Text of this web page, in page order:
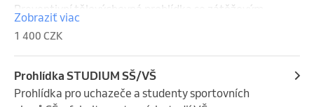
Preventivní tělovýchovná prohlídka se zátěžovým
testem na bicyklovém ergometru s monitorováním
srdce pomocí EKG.
Nutno s sebou přinést přihlášku nebo formulář z vaší
školy.
Zobraziť viac
1 400 CZK
Prohlídka STUDIUM SŠ/VŠ
Prohlídka pro uchazeče a studenty sportovních